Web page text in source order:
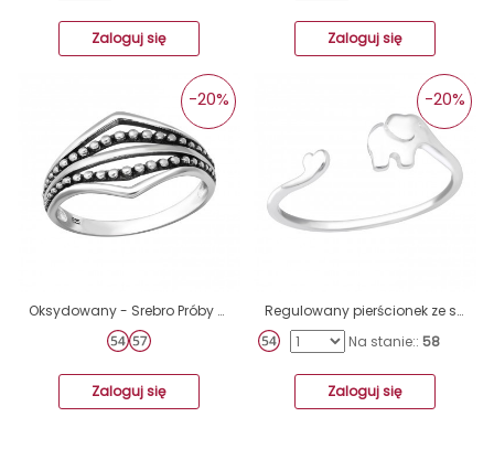
Zaloguj się Zaloguj się
Oksydowany - Srebro Próby 925 Pierścionki Zwykłe A4S36157
-20%
Zaloguj się
Regulowany pierścionek ze słoniem - Srebro Próby 925 Srebrne Pierścionki A4S41078
-20%
Na stanie:: 58
Zaloguj się